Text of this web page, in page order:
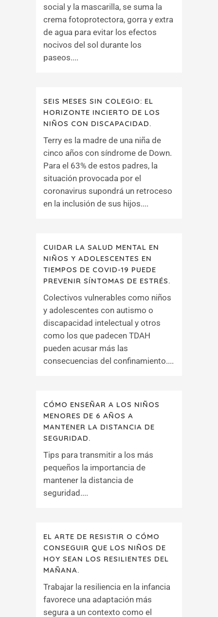
social y la mascarilla, se suma la
crema fotoprotectora, gorra y extra
de agua para evitar los efectos
nocivos del sol durante los
paseos....
SEIS MESES SIN COLEGIO: EL
HORIZONTE INCIERTO DE LOS
NIÑOS CON DISCAPACIDAD.
Terry es la madre de una niña de
cinco años con síndrome de Down.
Para el 63% de estos padres, la
situación provocada por el
coronavirus supondrá un retroceso
en la inclusión de sus hijos....
CUIDAR LA SALUD MENTAL EN
NIÑOS Y ADOLESCENTES EN
TIEMPOS DE COVID-19 PUEDE
PREVENIR SÍNTOMAS DE ESTRÉS.
Colectivos vulnerables como niños
y adolescentes con autismo o
discapacidad intelectual y otros
como los que padecen TDAH
pueden acusar más las
consecuencias del confinamiento....
CÓMO ENSEÑAR A LOS NIÑOS
MENORES DE 6 AÑOS A
MANTENER LA DISTANCIA DE
SEGURIDAD.
Tips para transmitir a los más
pequeños la importancia de
mantener la distancia de
seguridad....
EL ARTE DE RESISTIR O CÓMO
CONSEGUIR QUE LOS NIÑOS DE
HOY SEAN LOS RESILIENTES DEL
MAÑANA.
Trabajar la resiliencia en la infancia
favorece una adaptación más
segura a un contexto como el